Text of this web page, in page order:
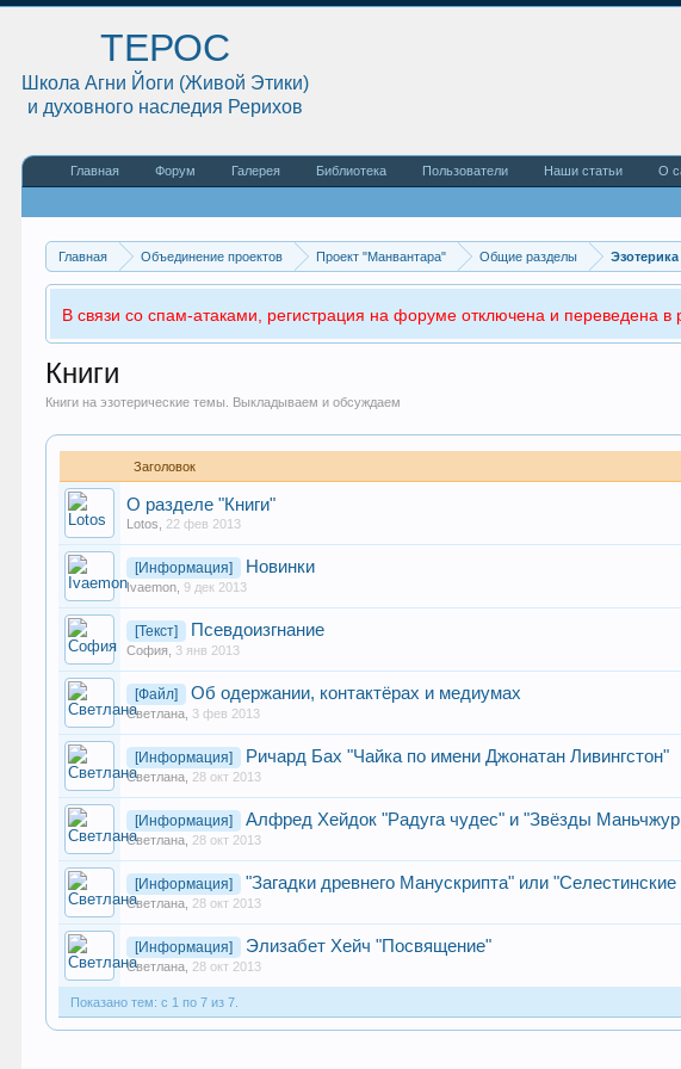
Главная Объединение проектов Проект "Манвантара" Общие разделы Эзотерика
В связи со спам-атаками, регистрация на форуме отключена и переведена в
Книги
Книги на эзотерические темы. Выкладываем и обсуждаем
Заголовок
О разделе "Книги"
Lotos 22 фев 2013
[Информация] Новинки
Ivaemon ,9 дек 2013
[Текст] Псевдоизгнание
София 3 янв 2013
[Файл] Об одержании, контактёрах и медиумах
Светлана 3 фев 2013
[Информация] Ричард Бах "Чайка по имени Джонатан Ливингстон"
Светлана 28 окт 2013
[Информация] Алфред Хейдок "Радуга чудес" и "Звёзды
Светлана 28 окт 2013
[Информация] "Загадки древнего Манускрипта" или "Селестинские
Светлана 28 окт 2013
[Информация] Элизабет Хейч "Посвящение"
Светлана 28 окт 2013
Показано тем: с 1 по 7 из 7.
ТЕРОС
Школа Агни Йоги (Живой Этики)
и духовного наследия Рерихов
Главная Форум Галерея Библиотека Пользователи Наши статьи О